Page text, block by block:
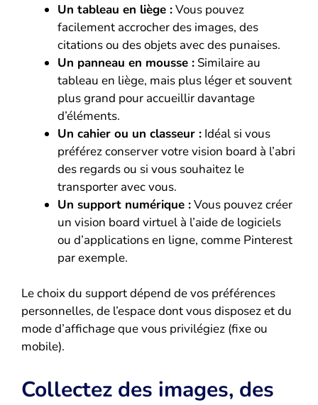
Un tableau en liège :Vous pouvez
facilement accrocher des images, des
citations ou des objets avec des punaises.
Un panneau en mousse : Similaire au
tableau en liège, mais plus léger et souvent
plus grand pour accueillir davantage
d’éléments.
Un cahier ou un classeur : Idéal si vous
préférez conserver votre vision board à l’abri
des regards ou si vous souhaitez le
transporter avec vous.
Un support numérique :Vous pouvez créer
un vision board virtuel à l’aide de logiciels
ou d’applications en ligne, comme Pinterest
par exemple.
Le choix du support dépend de vos préférences
personnelles, de l’espace dont vous disposez et du
mode d’affichage que vous privilégiez (fixe ou
mobile).
Collectez des images, des